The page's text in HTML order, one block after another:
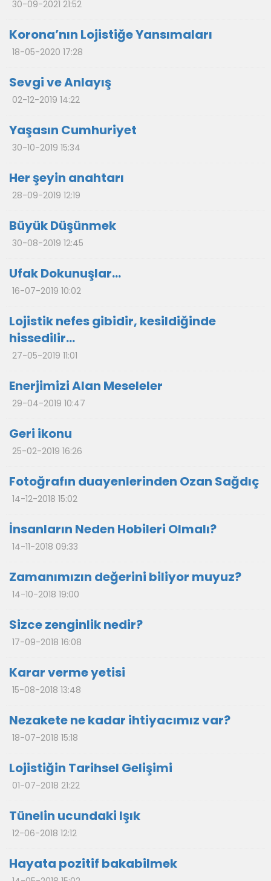
30-09-2021 21:52
Korona’nın Lojistiğe Yansımaları
18-05-2020 17:28
Sevgi ve Anlayış
02-12-2019 14:22
Yaşasın Cumhuriyet
30-10-2019 15:34
Her şeyin anahtarı
28-09-2019 12:19
Büyük Düşünmek
30-08-2019 12:45
Ufak Dokunuşlar…
16-07-2019 10:02
Lojistik nefes gibidir, kesildiğinde
hissedilir…
27-05-2019 11:01
Enerjimizi Alan Meseleler
29-04-2019 10:47
Geri ikonu
25-02-2019 16:26
Fotoğrafın duayenlerinden Ozan Sağdıç
14-12-2018 15:02
İnsanların Neden Hobileri Olmalı?
14-11-2018 09:33
Zamanımızın değerini biliyor muyuz?
14-10-2018 19:00
Sizce zenginlik nedir?
17-09-2018 16:08
Karar verme yetisi
15-08-2018 13:48
Nezakete ne kadar ihtiyacımız var?
18-07-2018 15:18
Lojistiğin Tarihsel Gelişimi
01-07-2018 21:22
Tünelin ucundaki Işık
12-06-2018 12:12
Hayata pozitif bakabilmek